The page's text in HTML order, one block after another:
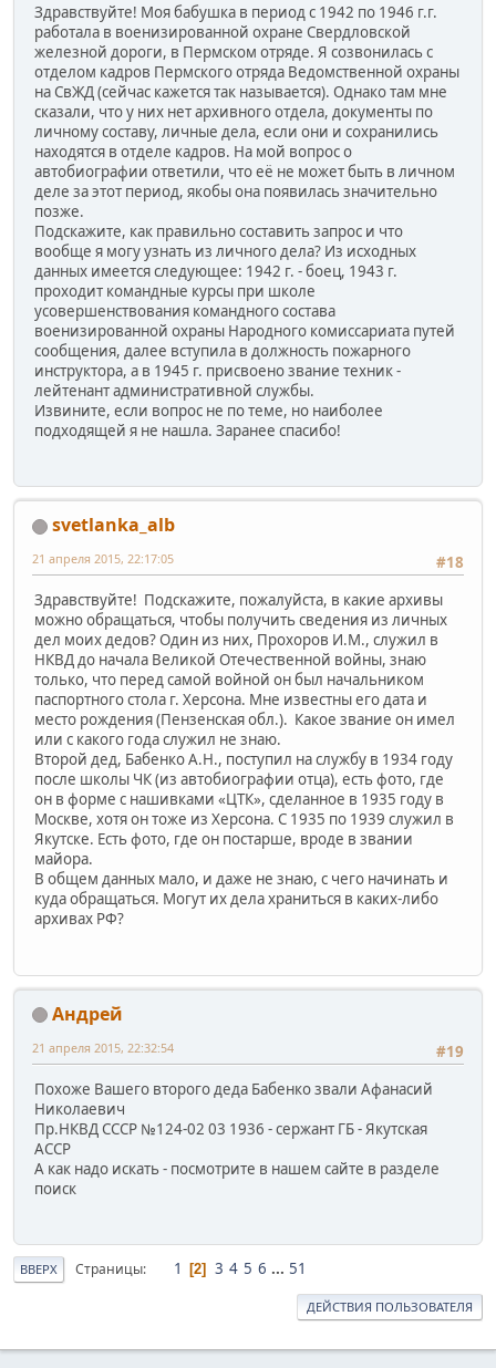
Здравствуйте! Моя бабушка в период с 1942 по 1946 г.г.
работала в военизированной охране Свердловской
железной дороги, в Пермском отряде. Я созвонилась с
отделом кадров Пермского отряда Ведомственной охраны
на СвЖД (сейчас кажется так называется). Однако там мне
сказали, что у них нет архивного отдела, документы по
личному составу, личные дела, если они и сохранились
находятся в отделе кадров. На мой вопрос о
автобиографии ответили, что её не может быть в личном
деле за этот период, якобы она появилась значительно
позже.
Подскажите, как правильно составить запрос и что
вообще я могу узнать из личного дела? Из исходных
данных имеется следующее: 1942 г. - боец, 1943 г.
проходит командные курсы при школе
усовершенствования командного состава
военизированной охраны Народного комиссариата путей
сообщения, далее вступила в должность пожарного
инструктора, а в 1945 г. присвоено звание техник -
лейтенант административной службы.
Извините, если вопрос не по теме, но наиболее
подходящей я не нашла. Заранее спасибо!
svetlanka_alb
#18
21 апреля 2015, 22:17:05
Здравствуйте! Подскажите, пожалуйста, в какие архивы
можно обращаться, чтобы получить сведения из личных
дел моих дедов? Один из них, Прохоров И.М., служил в
НКВД до начала Великой Отечественной войны, знаю
только, что перед самой войной он был начальником
паспортного стола г. Херсона. Мне известны его дата и
место рождения (Пензенская обл.). Какое звание он имел
или с какого года служил не знаю.
Второй дед, Бабенко А.Н., поступил на службу в 1934 году
после школы ЧК (из автобиографии отца), есть фото, где
он в форме с нашивками «ЦТК», сделанное в 1935 году в
Москве, хотя он тоже из Херсона. С 1935 по 1939 служил в
Якутске. Есть фото, где он постарше, вроде в звании
майора.
В общем данных мало, и даже не знаю, с чего начинать и
куда обращаться. Могут их дела храниться в каких-либо
архивах РФ?
Андрей
#19
21 апреля 2015, 22:32:54
Похоже Вашего второго деда Бабенко звали Афанасий
Николаевич
Пр.НКВД СССР №124-02 03 1936 - сержант ГБ - Якутская
АССР
А как надо искать - посмотрите в нашем сайте в разделе
поиск
ВВЕРХ Страницы 1 2 3 4 5 6 ... 51
ДЕЙСТВИЯ ПОЛЬЗОВАТЕЛЯ